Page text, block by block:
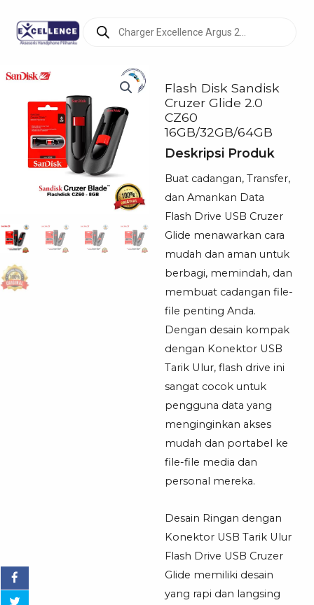
search
Flash Disk Sandisk
Cruzer Glide 2.0
CZ60
16GB/32GB/64GB
Deskripsi Produk
Buat cadangan, Transfer,
dan Amankan Data
Flash Drive USB Cruzer
Glide menawarkan cara
mudah dan aman untuk
berbagi, memindah, dan
membuat cadangan file-
file penting Anda.
Dengan desain kompak
dengan Konektor USB
Tarik Ulur, flash drive ini
sangat cocok untuk
pengguna data yang
menginginkan akses
mudah dan portabel ke
file-file media dan
personal mereka.
Desain Ringan dengan
Konektor USB Tarik Ulur
Flash Drive USB Cruzer
Glide memiliki desain
yang rapi dan langsing